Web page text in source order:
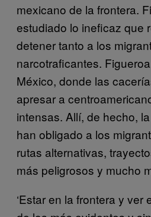
mexicano de la frontera.
estudiado lo ineficaz que
detener tanto a los
narcotraficantes.
México, donde las
apresar a
intensas. Allí, de hecho,
han obligado a los
rutas alternativas,
más peligrosos y mucho
‘Estar en la frontera y